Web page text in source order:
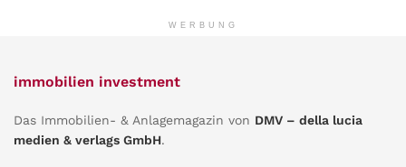
WERBUNG
immobilien investment
Das Immobilien- & Anlagemagazin von DMV – della lucia
medien & verlags GmbH.